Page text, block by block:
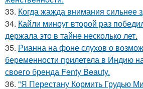
33. Когда жажда внимания сильнее
34. Кайли миноуг второй раз
держала это в тайне несколько лет.
35. Рианна на фоне слухов о
беременности прилетела в Индию
своего бренда Fenty Beauty.
36. "Я Перестану Кормить Грудью